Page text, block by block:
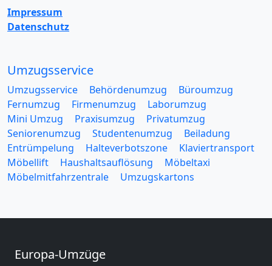
Impressum
Datenschutz
Umzugsservice
Umzugsservice Behördenumzug
Büroumzug
Fernumzug
Firmenumzug
Laborumzug
Mini Umzug
Praxisumzug
Privatumzug
Seniorenumzug
Studentenumzug
Beiladung
Entrümpelung
Halteverbotszone
Klaviertransport
Möbellift
Haushaltsauflösung
Möbeltaxi
Möbelmitfahrzentrale
Umzugskartons
Europa-Umzüge